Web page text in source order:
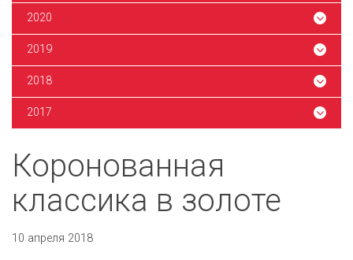
2020
2019
2018
2017
Коронованная
классика в золоте
10 апреля 2018